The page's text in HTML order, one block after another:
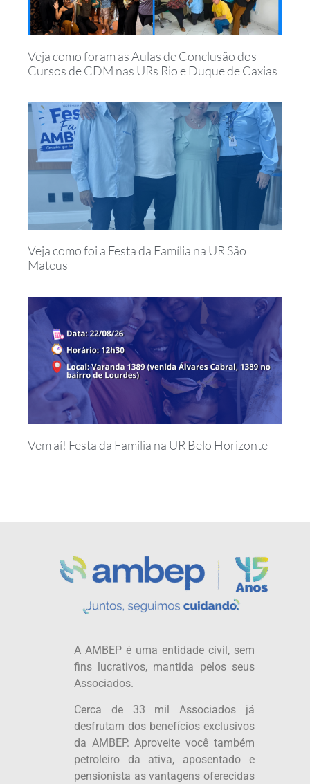
Veja como foram as Aulas de Conclusão dos
Cursos de CDM nas URs Rio e Duque de Caxias
Veja como foi a Festa da Família na UR São
Mateus
Vem aí! Festa da Família na UR Belo Horizonte
A AMBEP é uma entidade civil, sem
fins lucrativos, mantida pelos seus
Associados.
Cerca de 33 mil Associados já
desfrutam dos benefícios exclusivos
da AMBEP. Aproveite você também
petroleiro da ativa, aposentado e
pensionista as vantagens oferecidas